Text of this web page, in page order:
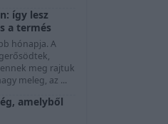
így lesz
a termés
hónapja. A
meg rajtuk
meleg, az ...
amelyből